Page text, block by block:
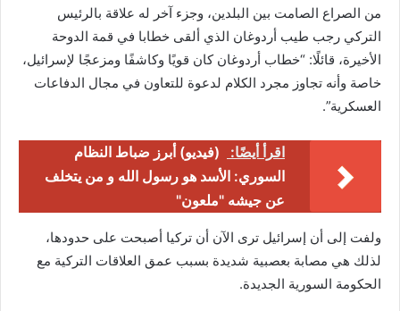
من الصراع الصامت بين البلدين، وجزء آخر له علاقة بالرئيس
التركي رجب طيب أردوغان الذي ألقى خطابا في قمة الدوحة
الأخيرة، قائلًا: “خطاب أردوغان كان قويًا وكاشفًا ومزعجًا لإسرائيل،
خاصة وأنه تجاوز مجرد الكلام لدعوة للتعاون في مجال الدفاعات
العسكرية”.
اقرأ أيضًا:
(فيديو) أبرز ضباط النظام
السوري: الأسد هو رسول الله و من يتخلف
عن جيشه "ملعون"
ولفت إلى أن إسرائيل ترى الآن أن تركيا أصبحت على حدودها،
لذلك هي مصابة بعصبية شديدة بسبب عمق العلاقات التركية مع
الحكومة السورية الجديدة.